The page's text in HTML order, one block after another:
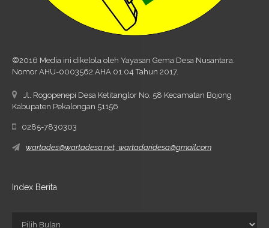
©2016 Media ini dikelola oleh Yayasan Gema Desa Nusantara.
Nomor AHU-0003562.AHA.01.04 Tahun 2017.
Jl. Rogopenepi Desa Ketitanglor No. 58 Kecamatan Bojong
Kabupaten Pekalongan 51156
0285-7830303
wartades@wartadesa.net, wartadaridesa@gmail.com
Index Berita